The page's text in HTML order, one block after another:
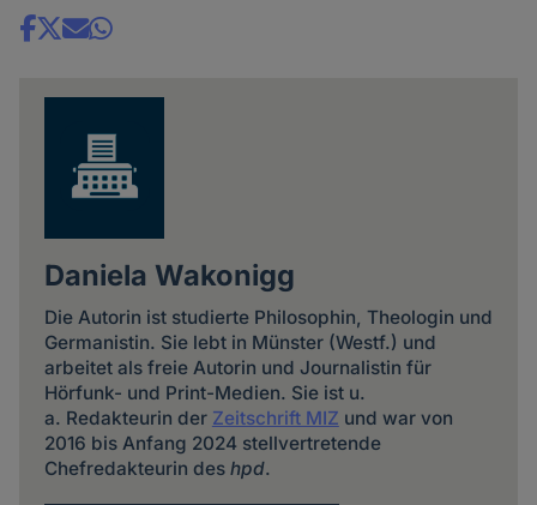
Share
Daniela Wakonigg
Die Autorin ist studierte Philosophin, Theologin und
Germanistin. Sie lebt in Münster (Westf.) und
arbeitet als freie Autorin und Journalistin für
Hörfunk- und Print-Medien. Sie ist u.
a. Redakteurin der Zeitschrift MIZ und war von
2016 bis Anfang 2024 stellvertretende
Chefredakteurin des hpd.